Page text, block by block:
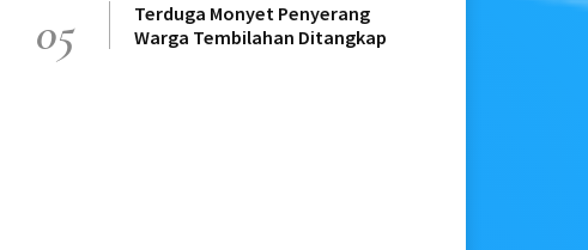
05
Terduga Monyet Penyerang
Warga Tembilahan Ditangkap